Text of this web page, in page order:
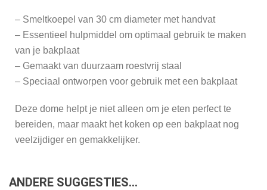
– Smeltkoepel van 30 cm diameter met handvat
– Essentieel hulpmiddel om optimaal gebruik te maken
van je bakplaat
– Gemaakt van duurzaam roestvrij staal
– Speciaal ontworpen voor gebruik met een bakplaat
Deze dome helpt je niet alleen om je eten perfect te
bereiden, maar maakt het koken op een bakplaat nog
veelzijdiger en gemakkelijker.
ANDERE SUGGESTIES…